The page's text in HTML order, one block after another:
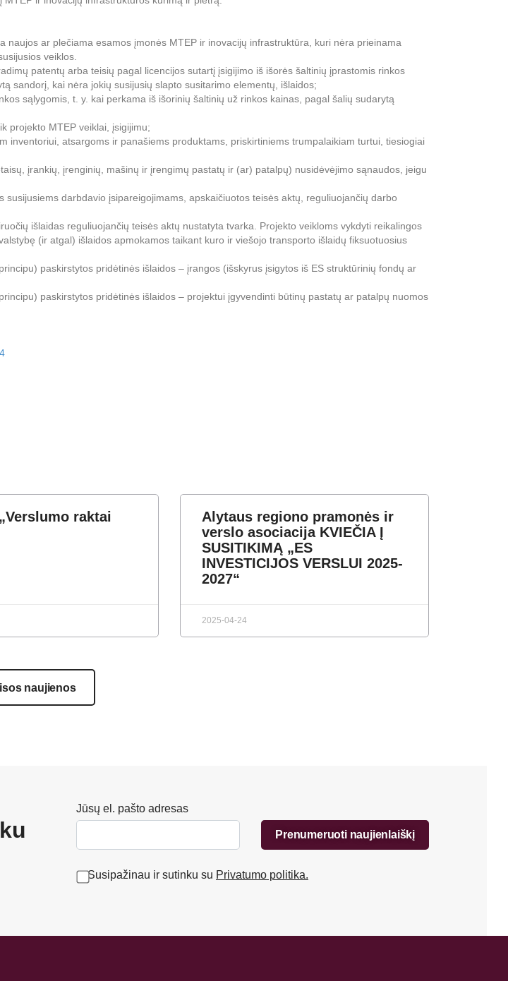
ar plečiama esamos įmonės MTEP ir inovacijų infrastruktūra, kuri nėra prieinama
veiklos.
patentų arba teisių pagal licencijos sutartį įsigijimo iš išorės šaltinių įprastomis rinkos
sandorį, kai nėra jokių susijusių slapto susitarimo elementų, išlaidos;
sąlygomis, t. y. kai perkama iš išorinių šaltinių už rinkos kainas, pagal šalių sudarytą
projekto MTEP veiklai, įsigijimu;
atsargoms ir panašiems produktams, priskirtiniems trumpalaikiam turtui, tiesiogiai
įrankių, įrenginių, mašinų ir įrengimų pastatų ir (ar) patalpų) nusidėvėjimo sąnaudos, jeigu
darbdavio įsipareigojimams, apskaičiuotos teisės aktų, reguliuojančių darbo
išlaidas reguliuojančių teisės aktų nustatyta tvarka. Projekto veikloms vykdyti reikalingos
(ir atgal) išlaidos apmokamos taikant kuro ir viešojo transporto išlaidų fiksuotuosius
principu) paskirstytos pridėtinės išlaidos – įrangos (išskyrus įsigytos iš ES struktūrinių fondų ar
principu) paskirstytos pridėtinės išlaidos – projektui įgyvendinti būtinų pastatų ar patalpų nuomos
raktai
Alytaus regiono pramonės ir
verslo asociacija KVIEČIA Į
SUSITIKIMĄ „ES
INVESTICIJOS VERSLUI 2025-
2027“
2025-04-24
naujienos
Jūsų el. pašto adresas
Prenumeruoti naujienlaiškį
Susipažinau ir sutinku su Privatumo politika.